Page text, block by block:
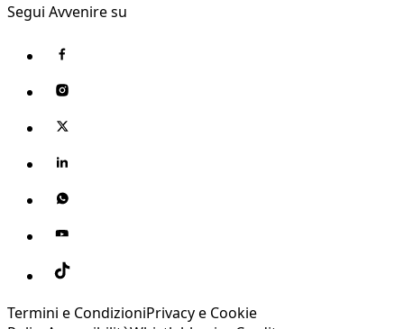
Segui Avvenire su
Termini e CondizioniPrivacy e Cookie